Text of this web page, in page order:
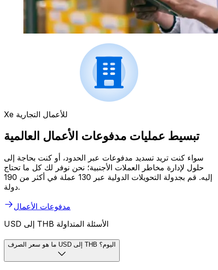
Xe للأعمال التجارية
تبسيط عمليات مدفوعات الأعمال العالمية
سواء كنت تريد تسديد مدفوعات عبر الحدود، أو كنت بحاجة إلى
حلول لإدارة مخاطر العملات الأجنبية؛ نحن نوفر لك كل ما تحتاج
إليه. قم بجدولة التحويلات الدولية عبر 130 عملة في أكثر من 190
دولة.
مدفوعات الأعمال
USD إلى THB الأسئلة المتداولة
ما هو سعر الصرف USD إلى THB اليوم؟